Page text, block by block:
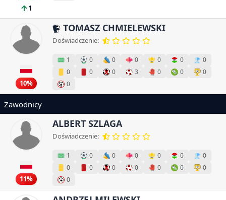
1
10%
TOMASZ CHMIELEWSKI
Doświadczenie:
1 0 0 0 0 0
0
0
0 0 3 0 0
0
0
Zawodnicy
11%
ALBERT SZLAGA
Doświadczenie:
1 0 0 0 0 0
0
0
0 0 0 0 0
0
0